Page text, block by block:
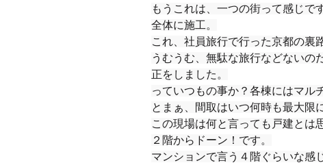
もうこれは、一つの街って感じで
全体に施工。
これ、社員旅行で行った京都の裏
うむうむ、無駄な旅行などないの
正をしました。
っていつもの事か？各棟にはマル
とまぁ、間取はいつ何時も最大限
この現場は何と言っても戸建とは
２階からドーン！です。
マンションで言う４階ぐらいな感